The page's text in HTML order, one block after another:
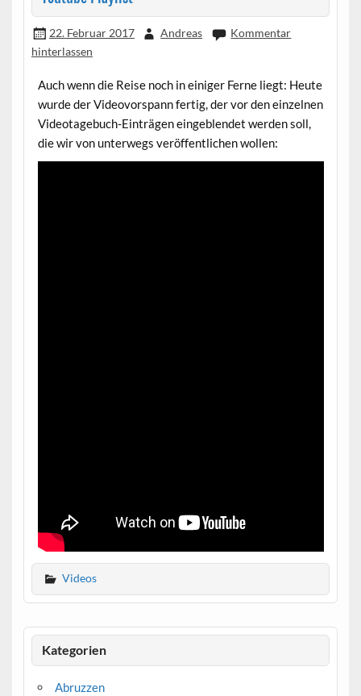
22. Februar 2017 Andreas
Kommentar
hinterlassen
Auch wenn die Reise noch in einiger Ferne liegt: Heute
wurde der Videovorspann fertig, der vor den einzelnen
Videotagebuch-Einträgen eingeblendet werden soll,
die wir von unterwegs veröffentlichen wollen:
Videos
Kategorien
Abruzzen